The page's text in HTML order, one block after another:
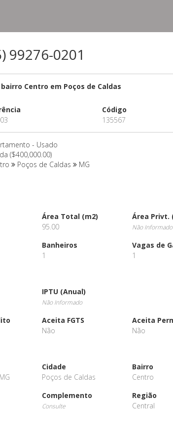
99276-0201
Centro em Poços de Caldas
Código
135567
- Usado
($400,000.00)
Poços de Caldas MG
Área Total (m2)
95.00
Área Privt.
Não Informado
Banheiros
1
Vagas de
1
IPTU (Anual)
Não Informado
Aceita FGTS
Não
Aceita
Não
Cidade
Poços de Caldas
Bairro
Centro
Complemento
Consulte
Região
Central